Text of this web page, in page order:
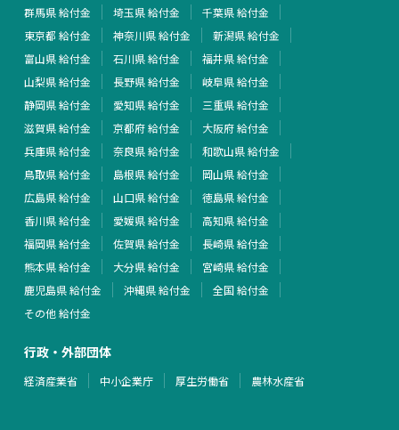
群馬県 給付金
埼玉県 給付金
千葉県 給付金
東京都 給付金
神奈川県 給付金
新潟県 給付金
富山県 給付金
石川県 給付金
福井県 給付金
山梨県 給付金
長野県 給付金
岐阜県 給付金
静岡県 給付金
愛知県 給付金
三重県 給付金
滋賀県 給付金
京都府 給付金
大阪府 給付金
兵庫県 給付金
奈良県 給付金
和歌山県 給付金
鳥取県 給付金
島根県 給付金
岡山県 給付金
広島県 給付金
山口県 給付金
徳島県 給付金
香川県 給付金
愛媛県 給付金
高知県 給付金
福岡県 給付金
佐賀県 給付金
長崎県 給付金
熊本県 給付金
大分県 給付金
宮崎県 給付金
鹿児島県 給付金
沖縄県 給付金
全国 給付金
その他 給付金
行政・外部団体
経済産業省 中小企業庁 厚生労働省 農林水産省